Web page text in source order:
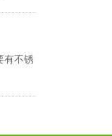
有不锈